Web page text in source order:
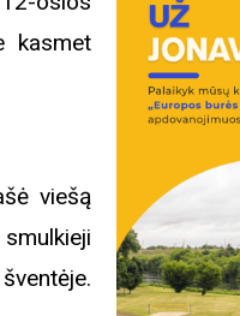
kasmet
viešą